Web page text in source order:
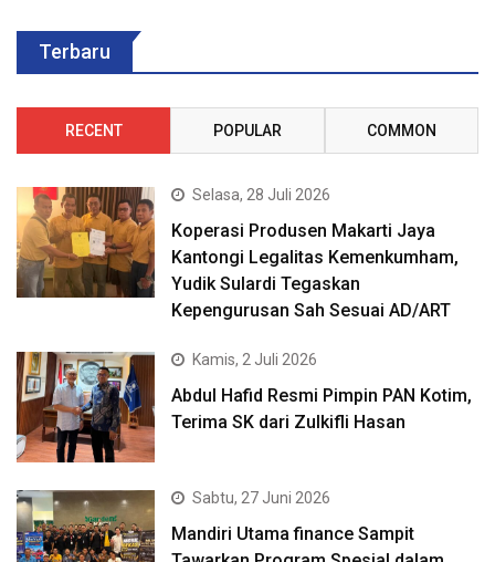
Terbaru
RECENT POPULAR COMMON
Selasa, 28 Juli 2026
Koperasi Produsen Makarti Jaya
Kantongi Legalitas Kemenkumham,
Yudik Sulardi Tegaskan
Kepengurusan Sah Sesuai AD/ART
Kamis, 2 Juli 2026
Abdul Hafid Resmi Pimpin PAN Kotim,
Terima SK dari Zulkifli Hasan
Sabtu, 27 Juni 2026
Mandiri Utama finance Sampit